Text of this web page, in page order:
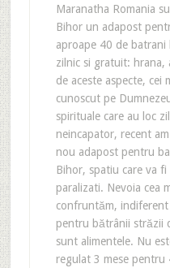
Maranatha Romania
Bihor un adapost
aproape 40 de batrani
zilnic si gratuit: hrana,
de aceste aspecte, cei
cunoscut pe
spirituale care au loc
neincapator, recent
nou adapost pentru
Bihor, spatiu care va
paralizati. Nevoia cea
confruntăm,
pentru bătrânii străzii
sunt alimentele. Nu
regulat 3 mese pentru